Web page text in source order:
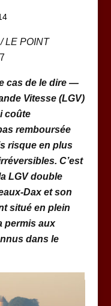
/LE POINT
cas de le dire —
Vitesse (LGV)
coûte
remboursée
risque en plus
C’est
LGV double
Dax et son
situé en plein
permis aux
dans le